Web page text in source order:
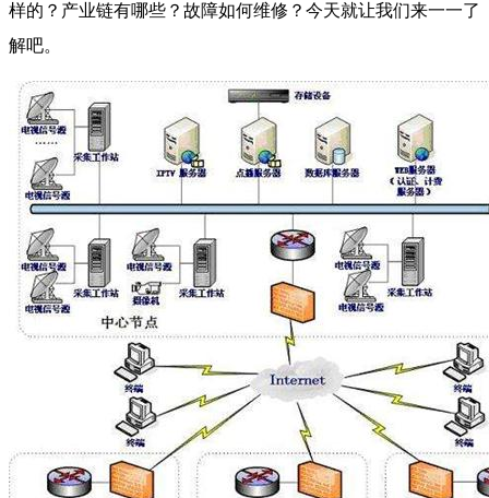
样的？产业链有哪些？故障如何维修？今天就让我们来一一了
解吧。